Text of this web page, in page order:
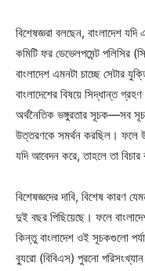
বিশেষজ্ঞরা বলছেন, বাংলাদেশ
কমিটি ফর ডেভেলপমেন্ট পলিসির
বাংলাদেশ এমনটা চাচ্ছে সেটার
বাংলাদেশের বিষয়ে সিদ্ধান্ত
অর্থনৈতিক ভঙ্গুরতার সূচক—সব
উত্তরণকে সমর্থন করছিল। ফলে
যদি আবেদন করে, তাহলে তা
বিশেষজ্ঞদের দাবি, বিশেষ কারণ
দুই বছর পিছিয়েছে। ফলে
কিন্তু বাংলাদেশ ওই সূচকগুলো
ব্যুরো (বিবিএস) পুরনো